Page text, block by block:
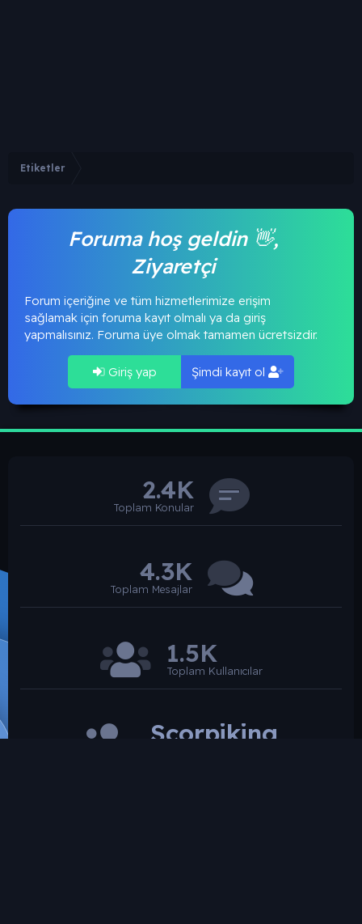
Etiketler
Foruma hoş geldin 👋,
Ziyaretçi
Forum içeriğine ve tüm hizmetlerimize erişim
sağlamak için foruma kayıt olmalı ya da giriş
yapmalısınız. Foruma üye olmak tamamen ücretsizdir.
Giriş yap Şimdi kayıt ol
2.4K
Toplam Konular
4.3K
Toplam Mesajlar
1.5K
Toplam Kullanıcılar
Scorpiking